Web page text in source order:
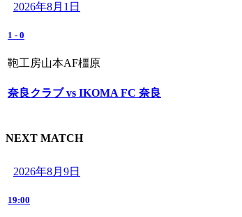
2026年8月1日
1 - 0
鞄工房山本AF橿原
奈良クラブ vs IKOMA FC 奈良
NEXT MATCH
2026年8月9日
19:00